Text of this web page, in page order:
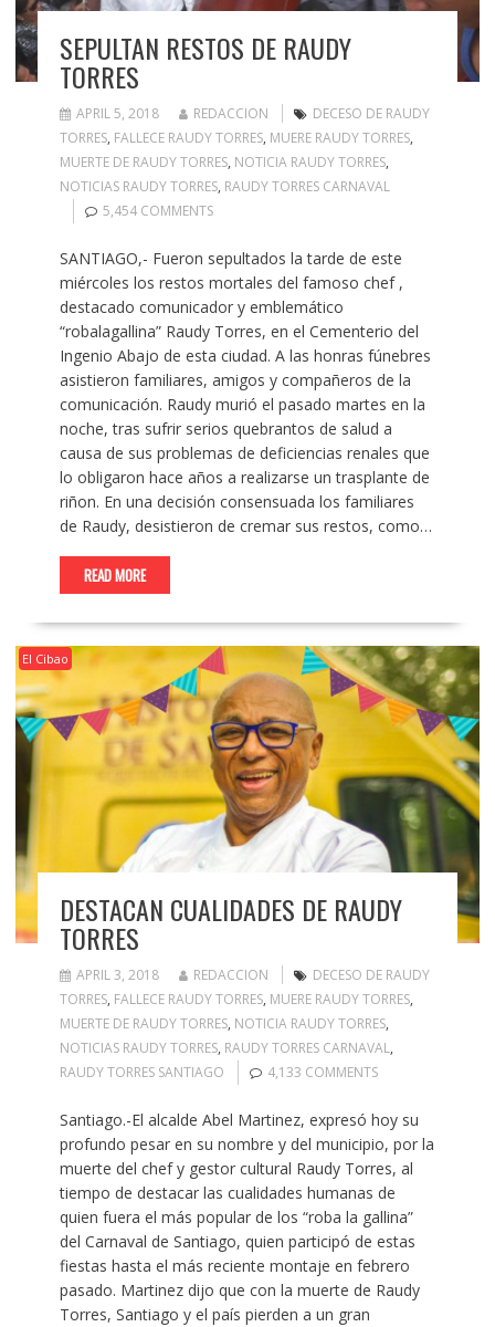
SEPULTAN RESTOS DE RAUDY
TORRES
APRIL 5, 2018 REDACCION
DECESO DE RAUDY
TORRES, FALLECE RAUDY TORRES, MUERE RAUDY TORRES,
MUERTE DE RAUDY TORRES, NOTICIA RAUDY TORRES,
NOTICIAS RAUDY TORRES, RAUDY TORRES CARNAVAL
5,454 COMMENTS
SANTIAGO,- Fueron sepultados la tarde de este
miércoles los restos mortales del famoso chef ,
destacado comunicador y emblemático
“robalagallina” Raudy Torres, en el Cementerio del
Ingenio Abajo de esta ciudad. A las honras fúnebres
asistieron familiares, amigos y compañeros de la
comunicación. Raudy murió el pasado martes en la
noche, tras sufrir serios quebrantos de salud a
causa de sus problemas de deficiencias renales que
lo obligaron hace años a realizarse un trasplante de
riñon. En una decisión consensuada los familiares
de Raudy, desistieron de cremar sus restos, como…
READ MORE
El Cibao
DESTACAN CUALIDADES DE RAUDY
TORRES
APRIL 3, 2018 REDACCION
DECESO DE RAUDY
TORRES, FALLECE RAUDY TORRES, MUERE RAUDY TORRES,
MUERTE DE RAUDY TORRES, NOTICIA RAUDY TORRES,
NOTICIAS RAUDY TORRES, RAUDY TORRES CARNAVAL,
RAUDY TORRES SANTIAGO
4,133 COMMENTS
Santiago.-El alcalde Abel Martinez, expresó hoy su
profundo pesar en su nombre y del municipio, por la
muerte del chef y gestor cultural Raudy Torres, al
tiempo de destacar las cualidades humanas de
quien fuera el más popular de los “roba la gallina”
del Carnaval de Santiago, quien participó de estas
fiestas hasta el más reciente montaje en febrero
pasado. Martinez dijo que con la muerte de Raudy
Torres, Santiago y el país pierden a un gran